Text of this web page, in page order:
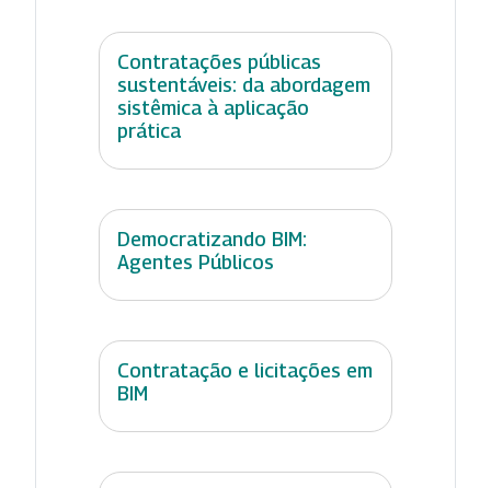
Contratações públicas
sustentáveis: da abordagem
sistêmica à aplicação
prática
Democratizando BIM:
Agentes Públicos
Contratação e licitações em
BIM